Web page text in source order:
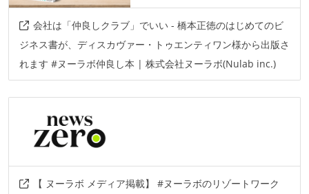
その他
jenkins
sql google-gemini
azure-chat
intellij
aws pgadmin
snowflake
amazon-bedrock
会社は「仲良しクラブ」でいい - 橋本正徳のはじめてのビ
ジネス書が、ディスカヴァー・トゥエンティワン様から出版さ
れます #ヌーラボ仲良し本 | 株式会社ヌーラボ(Nulab inc.)
【 ヌーラボ メディア掲載】 #ヌーラボのリゾートワーク